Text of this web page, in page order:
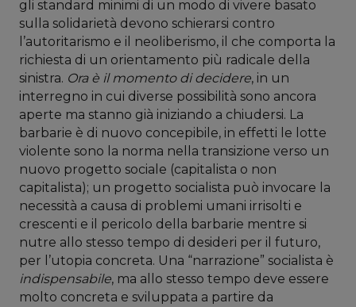
gli standard minimi di un modo di vivere basato
sulla solidarietà devono schierarsi contro
l’autoritarismo e il neoliberismo, il che comporta la
richiesta di un orientamento più radicale della
sinistra. Ora è il momento di decidere, in un
interregno in cui diverse possibilità sono ancora
aperte ma stanno già iniziando a chiudersi. La
barbarie è di nuovo concepibile, in effetti le lotte
violente sono la norma nella transizione verso un
nuovo progetto sociale (capitalista o non
capitalista); un progetto socialista può invocare la
necessità a causa di problemi umani irrisolti e
crescenti e il pericolo della barbarie mentre si
nutre allo stesso tempo di desideri per il futuro,
per l’utopia concreta. Una “narrazione” socialista è
indispensabile, ma allo stesso tempo deve essere
molto concreta e sviluppata a partire da